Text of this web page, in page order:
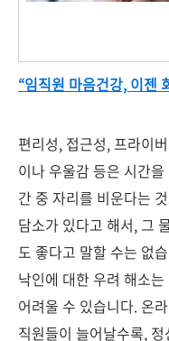
“임직원 마음건강, 이젠
편리성, 접근성, 프라이
이나 우울감 등은 시간
간 중 자리를 비운다는
담소가 있다고 해서, 그
도 좋다고 말할 수는 없
낙인에 대한 우려 해소
어려울 수 있습니다. 온
직원들이 늘어날수록,